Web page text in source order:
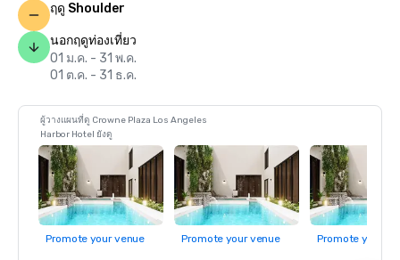
ฤดู Shoulder
นอกฤดูท่องเที่ยว
01 ม.ค. - 31 พ.ค.
01 ต.ค. - 31 ธ.ค.
ผู้วางแผนที่ดู Crowne Plaza Los Angeles
Harbor Hotel ยังดู
Promote your venue Promote your venue Promote your